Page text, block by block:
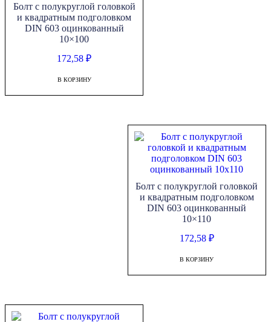
Болт с полукруглой головкой
и квадратным подголовком
DIN 603 оцинкованный
10×100
172,58₽
В КОРЗИНУ
Болт с полукруглой головкой
и квадратным подголовком
DIN 603 оцинкованный
10×110
172,58 ₽
В КОРЗИНУ